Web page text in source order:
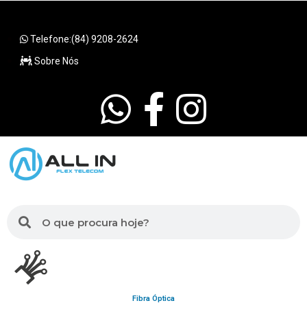
Telefone:(84) 9208-2624
Sobre Nós
Fibra Óptica